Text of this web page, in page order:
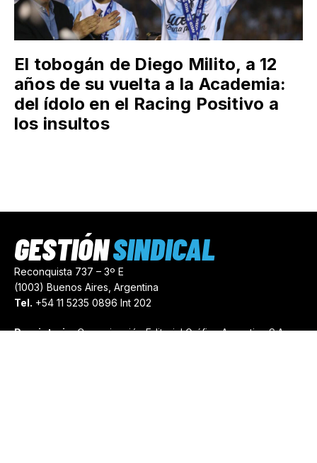
El tobogán de Diego Milito, a 12
años de su vuelta a la Academia:
del ídolo en el Racing Positivo a
los insultos
Reconquista 737 – 3º E
(1003) Buenos Aires, Argentina
Tel. +54 11 5235 0896 Int 202
Propietario:Comunicación Editorial Gráfica Argentina S.A.
GESTIÓNSINDICAL